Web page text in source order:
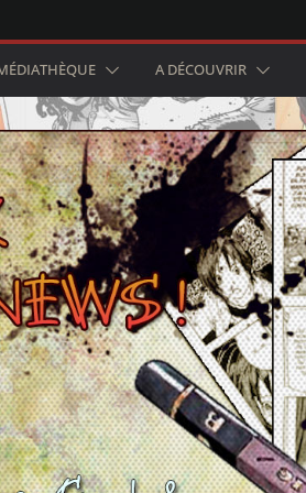
A DÉCOUVRIR